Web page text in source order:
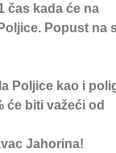
čas kada će na
Popust na
Poljice kao i
će biti važeći od
Jahorina!